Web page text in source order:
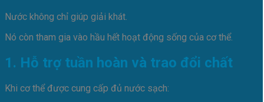
Nước không chỉ giúp giải khát.
Nó còn tham gia vào hầu hết hoạt động sống của cơ thể.
1. Hỗ trợ tuần hoàn và trao đổi chất
Khi cơ thể được cung cấp đủ nước sạch: